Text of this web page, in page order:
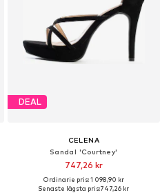
DEAL
CELENA
Sandal 'Courtney'
747,26 kr
Ordinarie pris: 1 098,90 kr
Senaste lägsta pris:747,26 kr